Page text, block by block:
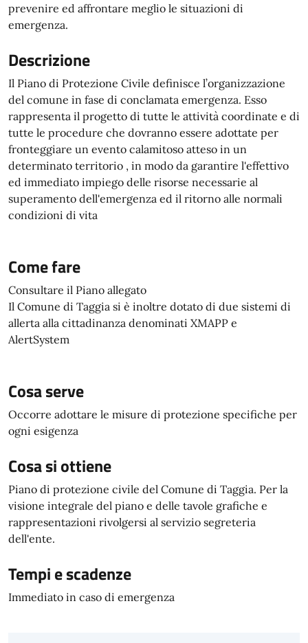
prevenire ed affrontare meglio le situazioni di
emergenza.
Descrizione
Il Piano di Protezione Civile definisce l’organizzazione
del comune in fase di conclamata emergenza. Esso
rappresenta il progetto di tutte le attività coordinate e di
tutte le procedure che dovranno essere adottate per
fronteggiare un evento calamitoso atteso in un
determinato territorio , in modo da garantire l'effettivo
ed immediato impiego delle risorse necessarie al
superamento dell'emergenza ed il ritorno alle normali
condizioni di vita
Come fare
Consultare il Piano allegato
Il Comune di Taggia si è inoltre dotato di due sistemi di
allerta alla cittadinanza denominati XMAPP e
AlertSystem
Cosa serve
Occorre adottare le misure di protezione specifiche per
ogni esigenza
Cosa si ottiene
Piano di protezione civile del Comune di Taggia. Per la
visione integrale del piano e delle tavole grafiche e
rappresentazioni rivolgersi al servizio segreteria
dell'ente.
Tempi e scadenze
Immediato in caso di emergenza